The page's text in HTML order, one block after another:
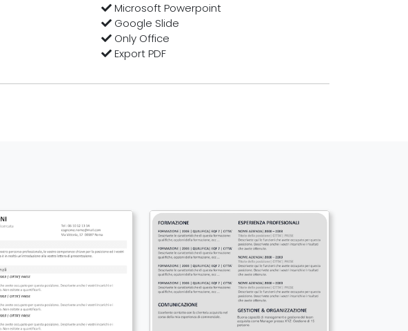
Microsoft Powerpoint
Google Slide
Only Office
Export PDF